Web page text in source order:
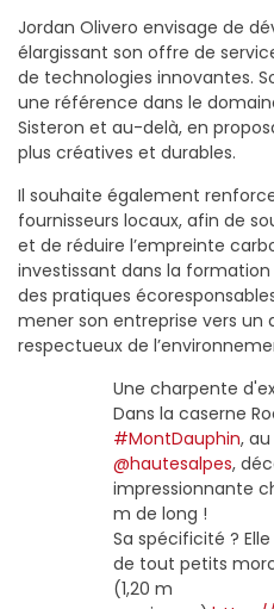
Jordan Olivero envisage de
élargissant son offre de
de technologies innovantes.
une référence dans le
Sisteron et au-delà, en
plus créatives et durables.
Il souhaite également
fournisseurs locaux, afin de
et de réduire l’empreinte
investissant dans la
des pratiques
mener son entreprise vers un
respectueux de
Une charpente
Dans la caserne
#MontDauphin,
@hautesalpes,
impressionnante
m de long !
Sa spécificité ?
de tout petits
(1,20 m